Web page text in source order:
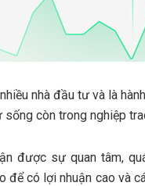
nhà đầu tư và là
còn trong nghiệp
được sự quan tâm,
có lợi nhuận cao và